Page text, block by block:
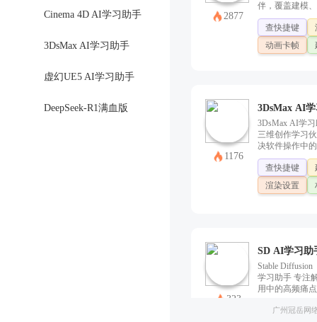
Cinema 4D AI学习助手
3DsMax AI学习助手
虚幻UE5 AI学习助手
DeepSeek-R1满血版
2877
伴，覆盖建模
全流程。可快
作疑问，提供
并针对渲染设
等高频问题并
查快捷键
动画卡帧
1176
3DsMax AI
3DsMax AI学
三维创作学习
决软件操作中
涵盖建模、材
渲染、动画制
能，通问答实
是基础界面操
颈，让三维创
查快捷键
渲染设置
323
SD AI学习助
Stable
学习助手 专注
用中的高频痛
编写，还是报
提示词语法解析
广州冠岳网